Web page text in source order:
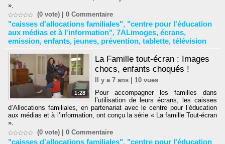
».
(0 vote) | 0 Commentaire
"caisses d'allocations familiales", "centre pour l'éducation
aux médias et à l'information", 7ALimoges, écrans,
emission, enfants, jeunes, prévention, tablette, télévision
1:28
La Famille tout-écran : Images
chocs, enfants choqués !
Il y a 7 ans | 10 vues
Pour accompagner les familles dans
l’utilisation de leurs écrans, les caisses
d’Allocations familiales, en partenariat avec le centre pour l’éducation
aux médias et à l’information, ont conçu la série « La famille Tout-écran
».
(0 vote) | 0 Commentaire
"caisses d'allocations familiales", "centre pour l'éducation